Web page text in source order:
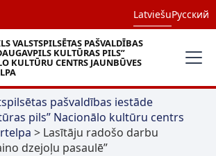
LatviešuРусский
VALSTSPILSĒTAS PAŠVALDĪBAS
KULTŪRAS PILS”
KULTŪRU CENTRS JAUNBŪVES
pašvaldības iestāde
pils” Nacionālo kultūru centrs
> Lasītāju radošo darbu
dzejoļu pasaulē”